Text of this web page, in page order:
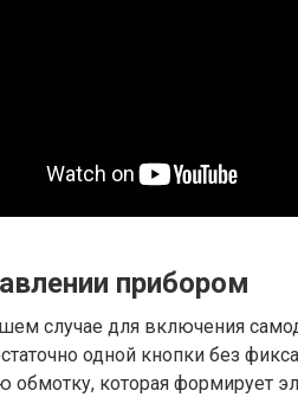
прибором
случае для включения
одной кнопки без
обмотку, которая формирует